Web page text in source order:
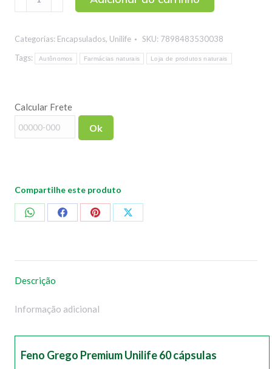
Grego
Unilife
60
Categorias: Encapsulados, Unilife SKU: 7898483530038
Tags:
Autônomos Farmácias naturais Loja de produtos naturais
Calcular Frete
Ok
Compartilhe este produto
CompartilharCompartilharCompartilharCompartilhar
Descrição
Informação adicional
Feno Grego Premium Unilife 60 cápsulas